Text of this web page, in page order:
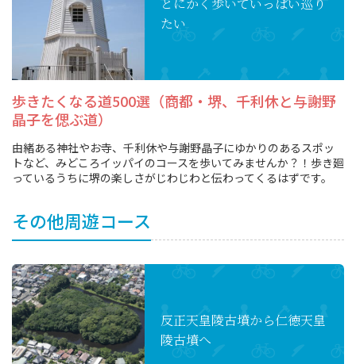
とにかく歩いていっぱい巡り
たい
歩きたくなる道500選（商都・堺、千利休と与謝野
晶子を偲ぶ道）
由緒ある神社やお寺、千利休や与謝野晶子にゆかりのあるスポッ
トなど、みどころイッパイのコースを歩いてみませんか？！歩き廻
っているうちに堺の楽しさがじわじわと伝わってくるはずです。
その他周遊コース
反正天皇陵古墳から仁徳天皇
陵古墳へ